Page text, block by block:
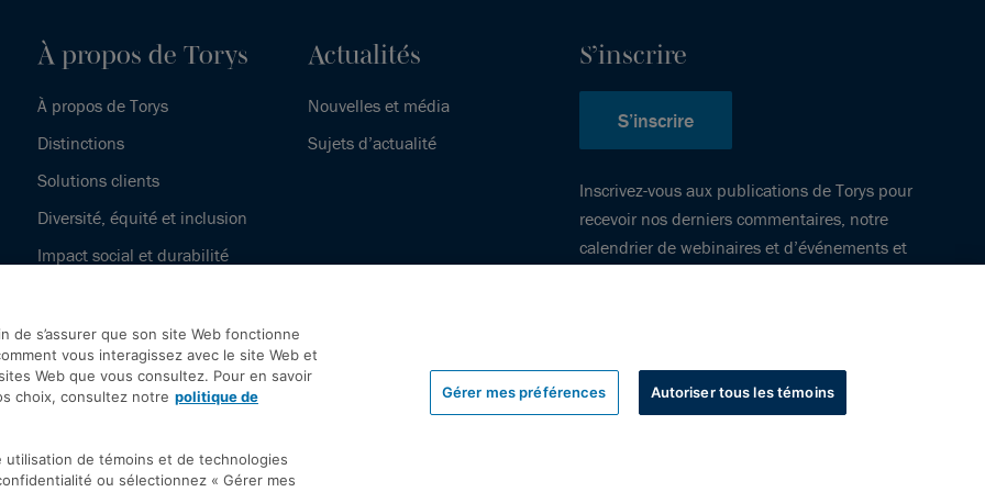
À propos de Torys
À propos de Torys
Distinctions
Solutions clients
Diversité, équité et inclusion
Impact social et durabilité
Actualités
Nouvelles et média
Sujets d’actualité
S’inscrire
S’inscrire
Inscrivez-vous aux publications de Torys pour
recevoir nos derniers commentaires, notre
calendrier de webinaires et d’événements et
de protection des renseignements personnels
générales
Accessibilité
de s’assurer que son site Web fonctionne
vous interagissez avec le site Web et
Web que vous consultez. Pour en savoir
choix, consultez notre politique de
de témoins et de technologies
ou sélectionnez « Gérer mes
Gérer mes préférences Autoriser tous les témoins